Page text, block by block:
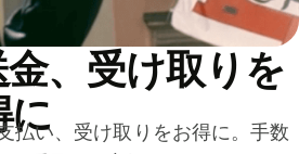
、受け取りを
に
払い、受け取りをお得に。手数